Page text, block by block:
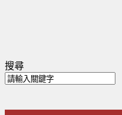
搜尋